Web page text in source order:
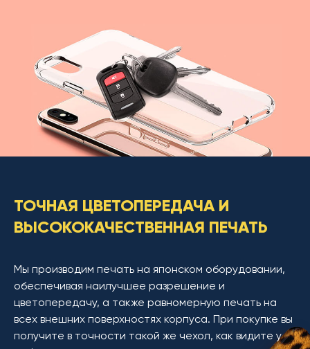
ТОЧНАЯ ЦВЕТОПЕРЕДАЧА И
ВЫСОКОКАЧЕСТВЕННАЯ ПЕЧАТЬ
Мы производим печать на японском оборудовании,
обеспечивая наилучшее разрешение и
цветопередачу, а также равномерную печать на
всех внешних поверхностях корпуса. При покупке вы
получите в точности такой же чехол, как видите у